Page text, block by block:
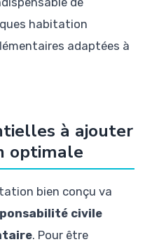
habitation
adaptées à
à ajouter
optimale
bien conçu va
civile
. Pour être